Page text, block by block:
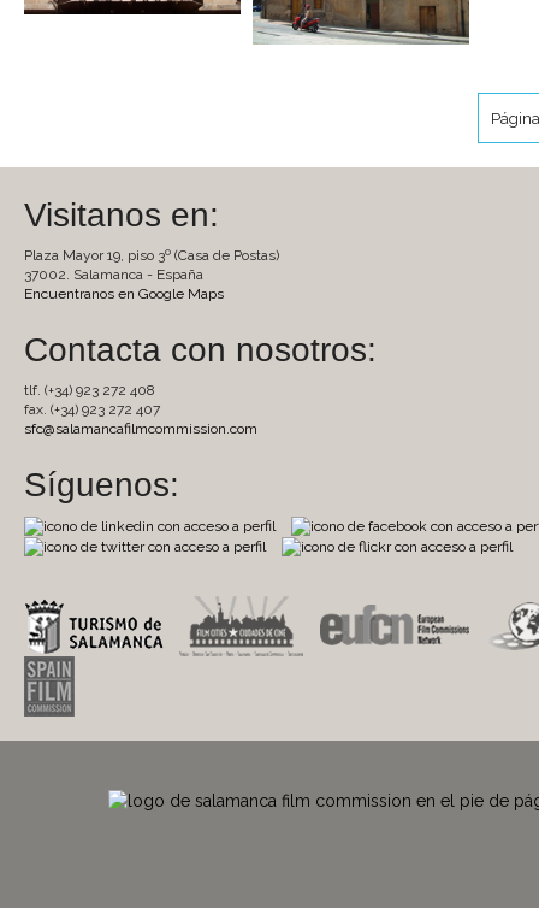
Visitanos en:
Plaza Mayor 19, piso 3º (Casa de Postas)
37002. Salamanca - España
Encuentranos en Google Maps
Contacta con nosotros:
tlf. (+34) 923 272 408
fax. (+34) 923 272 407
sfc@salamancafilmcommission.com
Síguenos: